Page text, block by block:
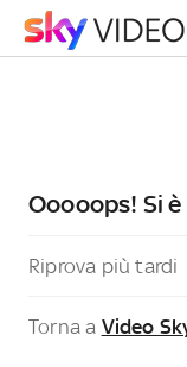
Ooooops! Si
Riprova più tardi
Torna a Video